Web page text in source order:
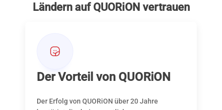
Ländern auf QUORiON vertrauen
Der Vorteil von QUORiON
Der Erfolg von QUORiON über 20 Jahre